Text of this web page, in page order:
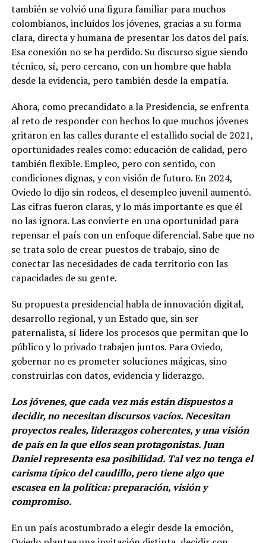
también se volvió una figura familiar para muchos
colombianos, incluidos los jóvenes, gracias a su forma
clara, directa y humana de presentar los datos del país.
Esa conexión no se ha perdido. Su discurso sigue siendo
técnico, sí, pero cercano, con un hombre que habla
desde la evidencia, pero también desde la empatía.
Ahora, como precandidato a la Presidencia, se enfrenta
al reto de responder con hechos lo que muchos jóvenes
gritaron en las calles durante el estallido social de 2021,
oportunidades reales como: educación de calidad, pero
también flexible. Empleo, pero con sentido, con
condiciones dignas, y con visión de futuro. En 2024,
Oviedo lo dijo sin rodeos, el desempleo juvenil aumentó.
Las cifras fueron claras, y lo más importante es que él
no las ignora. Las convierte en una oportunidad para
repensar el país con un enfoque diferencial. Sabe que no
se trata solo de crear puestos de trabajo, sino de
conectar las necesidades de cada territorio con las
capacidades de su gente.
Su propuesta presidencial habla de innovación digital,
desarrollo regional, y un Estado que, sin ser
paternalista, sí lidere los procesos que permitan que lo
público y lo privado trabajen juntos. Para Oviedo,
gobernar no es prometer soluciones mágicas, sino
construirlas con datos, evidencia y liderazgo.
Los jóvenes, que cada vez más están dispuestos a
decidir, no necesitan discursos vacíos. Necesitan
proyectos reales, liderazgos coherentes, y una visión
de país en la que ellos sean protagonistas. Juan
Daniel representa esa posibilidad. Tal vez no tenga el
carisma típico del caudillo, pero tiene algo que
escasea en la política: preparación, visión y
compromiso.
En un país acostumbrado a elegir desde la emoción,